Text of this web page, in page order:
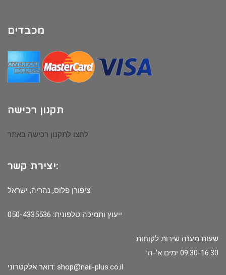
מכבדים
תקנון רכישה
לחצו לתקנון רכישה באתר
יצירת קשר:
ציפורן פלוס, נהריה, ישראל
ייעוץ ותמיכה טלפונית: 050-4335536
שעות מענה שירות לקוחות
09.30-16.30 ימים א’-ה’
דואר אלקטרוני: shop@nail-plus.co.il